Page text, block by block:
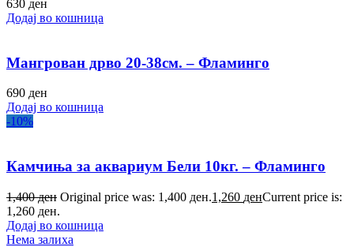
630 ден
Додај во кошница
Мангрован дрво 20-38см. – Фламинго
690 ден
Додај во кошница
-10%
Камчиња за аквариум Бели 10кг. – Фламинго
1,400ден Original price was: 1,400 ден.1,260 денCurrent price is:
1,260 ден.
Додај во кошница
Нема залиха